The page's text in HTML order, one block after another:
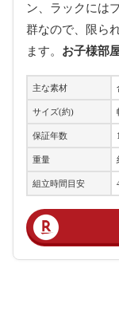
ン、ラックには
群なので、限ら
ます。 お子様部
主な素材
サイズ(約)
保証年数
重量
組立時間目安